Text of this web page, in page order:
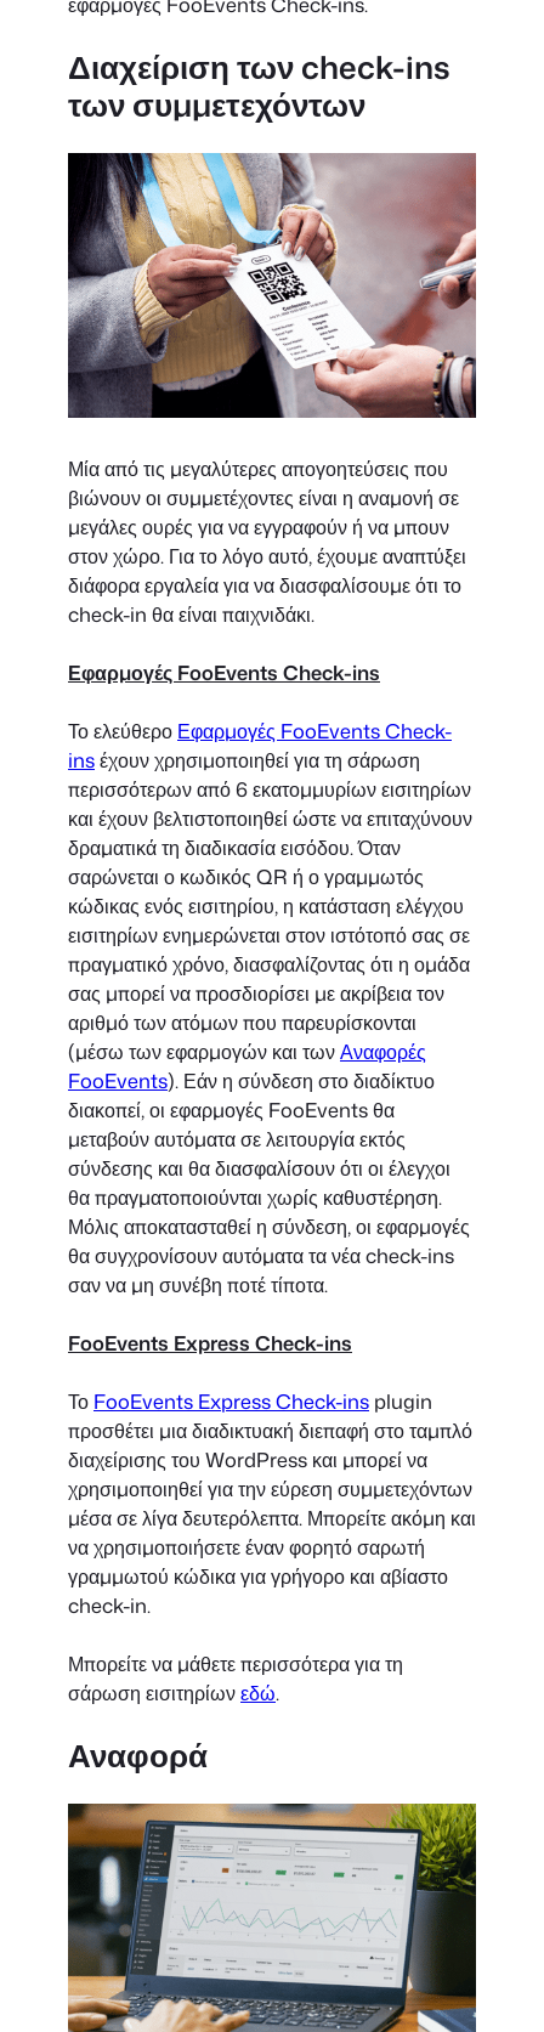
Διαχείριση των check-ins
των συμμετεχόντων
Μία από τις μεγαλύτερες απογοητεύσεις που
βιώνουν οι συμμετέχοντες είναι η αναμονή σε
μεγάλες ουρές για να εγγραφούν ή να μπουν
στον χώρο. Για το λόγο αυτό, έχουμε αναπτύξει
διάφορα εργαλεία για να διασφαλίσουμε ότι το
check-in θα είναι παιχνιδάκι.
Εφαρμογές FooEvents Check-ins
Το ελεύθερο Εφαρμογές FooEvents Check-
insέχουν χρησιμοποιηθεί για τη σάρωση
περισσότερων από 6 εκατομμυρίων εισιτηρίων
και έχουν βελτιστοποιηθεί ώστε να επιταχύνουν
δραματικά τη διαδικασία εισόδου. Όταν
σαρώνεται ο κωδικός QR ή ο γραμμωτός
κώδικας ενός εισιτηρίου, η κατάσταση ελέγχου
εισιτηρίων ενημερώνεται στον ιστότοπό σας σε
πραγματικό χρόνο, διασφαλίζοντας ότι η ομάδα
σας μπορεί να προσδιορίσει με ακρίβεια τον
αριθμό των ατόμων που παρευρίσκονται
(μέσω των εφαρμογών και τωνΑναφορές
FooEvents). Εάν η σύνδεση στο διαδίκτυο
διακοπεί, οι εφαρμογές FooEvents θα
μεταβούν αυτόματα σε λειτουργία εκτός
σύνδεσης και θα διασφαλίσουν ότι οι έλεγχοι
θα πραγματοποιούνται χωρίς καθυστέρηση.
Μόλις αποκατασταθεί η σύνδεση, οι εφαρμογές
θα συγχρονίσουν αυτόματα τα νέα check-ins
σαν να μη συνέβη ποτέ τίποτα.
FooEvents Express Check-ins
Το FooEvents Express Check-ins plugin
προσθέτει μια διαδικτυακή διεπαφή στο ταμπλό
διαχείρισης του WordPress και μπορεί να
χρησιμοποιηθεί για την εύρεση συμμετεχόντων
μέσα σε λίγα δευτερόλεπτα. Μπορείτε ακόμη και
να χρησιμοποιήσετε έναν φορητό σαρωτή
γραμμωτού κώδικα για γρήγορο και αβίαστο
check-in.
Μπορείτε να μάθετε περισσότερα για τη
σάρωση εισιτηρίωνεδώ.
Αναφορά